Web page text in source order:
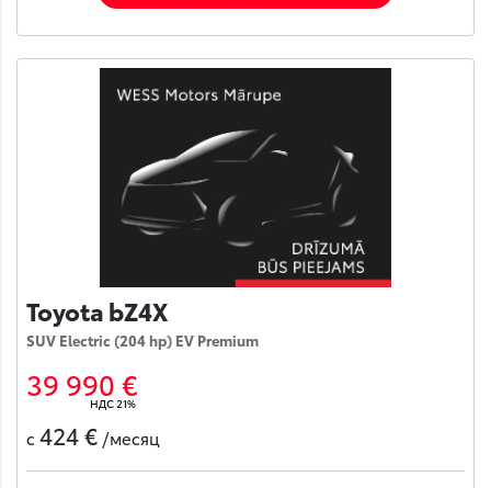
Toyota bZ4X
SUV Electric (204 hp) EV Premium
39 990 €
НДС 21%
с 424 € /месяц